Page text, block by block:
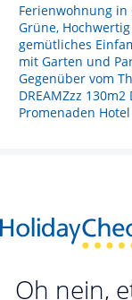
Ferienwohnung in
Grüne,
gemütliches
mit Garten und
Gegenüber vom
DREAMZzz
Promenaden Hotel
Oh nein,